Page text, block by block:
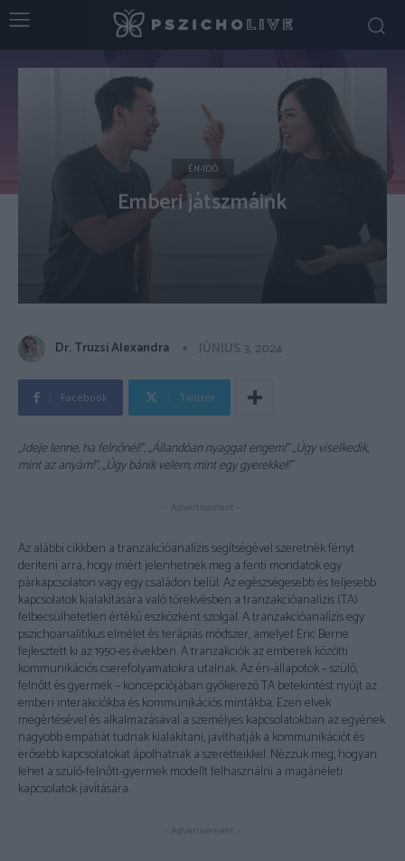
ÉN-IDŐ
Emberi játszmáink
Dr. Truzsi Alexandra JÚNIUS 3, 2024
Facebook Twitter
„Ideje lenne, ha felnőnél!”, „Állandóan nyaggat engem!” „Úgy viselkedik,
mint az anyám!”, „Úgy bánik velem, mint egy gyerekkel!”
- Advertisement -
Az alábbi cikkben a tranzakcióanalízis segítségével szeretnék fényt
deríteni arra, hogy miért jelenhetnek meg a fenti mondatok egy
párkapcsolaton vagy egy családon belül. Az egészségesebb és teljesebb
kapcsolatok kialakítására való törekvésben a tranzakcióanalízis (TA)
felbecsülhetetlen értékű eszközként szolgál. A tranzakcióanalízis egy
pszichoanalitikus elmélet és terápiás módszer, amelyet Eric Berne
fejlesztett ki az 1950-es években. A tranzakciók az emberek közötti
kommunikációs cserefolyamatokra utalnak. Az én-állapotok – szülő,
felnőtt és gyermek – koncepciójában gyökerező TA betekintést nyújt az
emberi interakciókba és kommunikációs mintákba. Ezen elvek
megértésével és alkalmazásával a személyes kapcsolatokban az egyének
nagyobb empátiát tudnak kialakítani, javíthatják a kommunikációt és
erősebb kapcsolatokat ápolhatnak a szeretteikkel. Nézzük meg, hogyan
lehet a szülő-felnőtt-gyermek modellt felhasználni a magánéleti
kapcsolatok javítására.
- Advertisement -